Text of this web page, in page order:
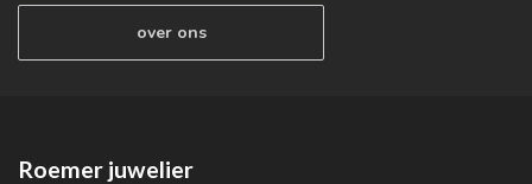
over ons
Roemer juwelier